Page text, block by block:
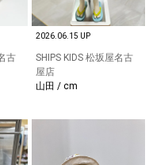
古
2026.06.15 UP
SHIPS KIDS 松坂屋名古
屋店
山田 / cm